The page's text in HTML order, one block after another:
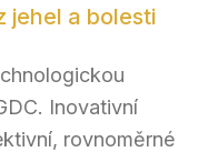
jehel a bolesti
Inovativní
rovnoměrné